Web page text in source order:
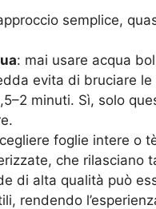
semplice,
: mai usare acqua
evita di bruciare
minuti. Sì, solo
foglie intere o
che rilasciano
di alta qualità può
rendendo